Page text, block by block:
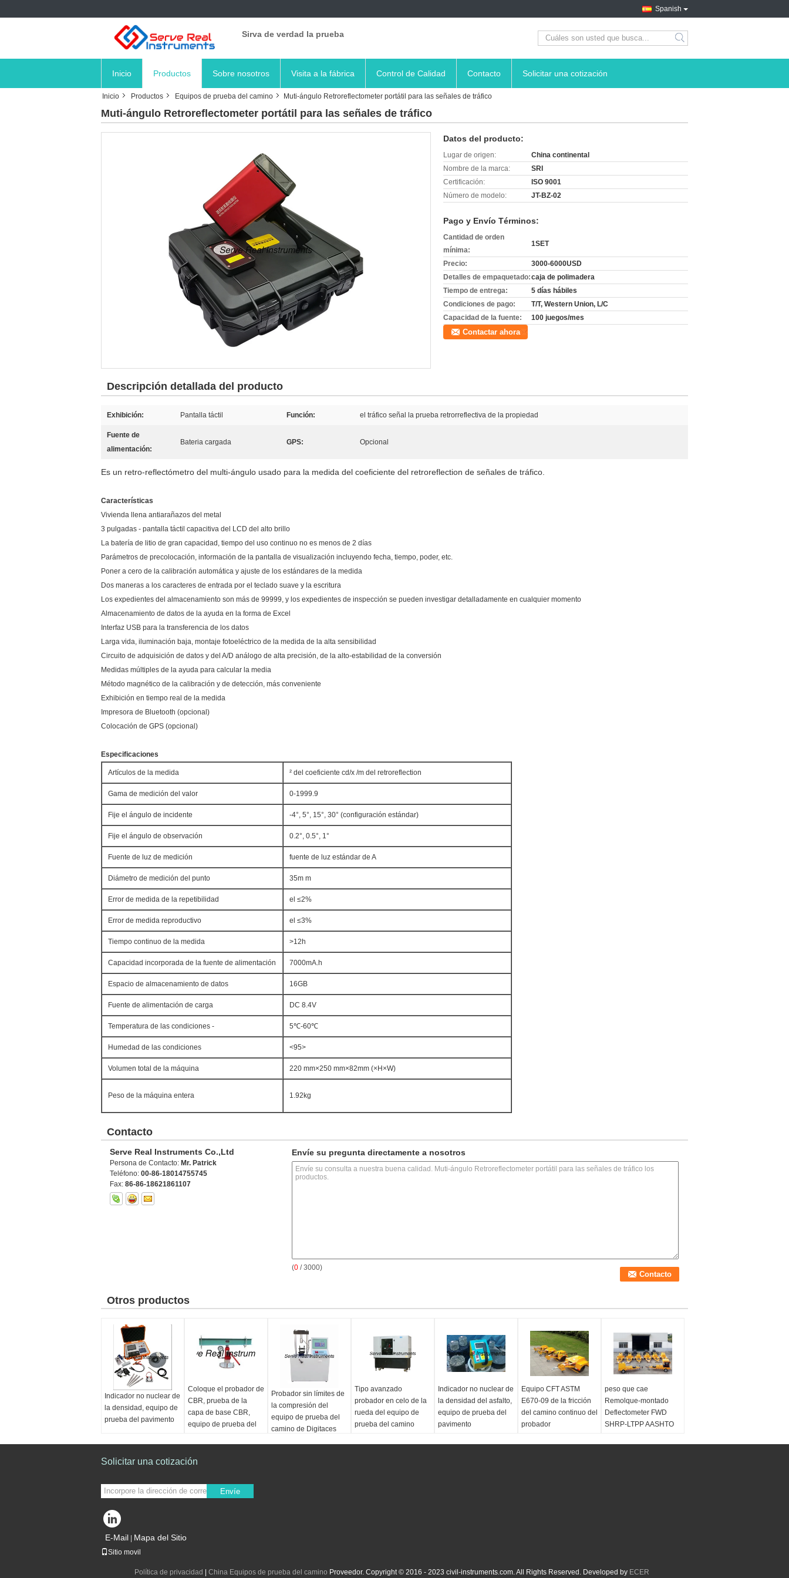
Spanish
Sirva de verdad la prueba
search
Inicio Productos Sobre nosotros Visita a la fábrica Control de Calidad Contacto Solicitar una cotización
Inicio Productos Equipos de prueba del camino Muti-ángulo Retroreflectometer portátil para las señales de tráfico
Muti-ángulo Retroreflectometer portátil para las señales de tráfico
Datos del producto:
Lugar de origen:
China continental
Nombre de la marca:
SRI
Certificación:
ISO 9001
Número de modelo:
JT-BZ-02
Pago y Envío Términos:
Cantidad de orden
mínima:
1SET
Precio:
3000-6000USD
Detalles de empaquetado:caja de polimadera
Tiempo de entrega:
5 días hábiles
Condiciones de pago:
T/T, Western Union, L/C
Capacidad de la fuente:
100 juegos/mes
Contactar ahora
Descripción detallada del producto
Exhibición: Pantalla táctil Función: el tráfico señal la prueba retrorreflectiva de la propiedad
Fuente de
alimentación:
Bateria cargada GPS: Opcional
Es un retro-reflectómetro del multi-ángulo usado para la medida del coeficiente del retroreflection de señales de tráfico.
Características
Vivienda llena antiarañazos del metal
3 pulgadas - pantalla táctil capacitiva del LCD del alto brillo
La batería de litio de gran capacidad, tiempo del uso continuo no es menos de 2 días
Parámetros de precolocación, información de la pantalla de visualización incluyendo fecha, tiempo, poder, etc.
Poner a cero de la calibración automática y ajuste de los estándares de la medida
Dos maneras a los caracteres de entrada por el teclado suave y la escritura
Los expedientes del almacenamiento son más de 99999, y los expedientes de inspección se pueden investigar detalladamente en cualquier momento
Almacenamiento de datos de la ayuda en la forma de Excel
Interfaz USB para la transferencia de los datos
Larga vida, iluminación baja, montaje fotoeléctrico de la medida de la alta sensibilidad
Circuito de adquisición de datos y del A/D análogo de alta precisión, de la alto-estabilidad de la conversión
Medidas múltiples de la ayuda para calcular la media
Método magnético de la calibración y de detección, más conveniente
Exhibición en tiempo real de la medida
Impresora de Bluetooth (opcional)
Colocación de GPS (opcional)
Especificaciones
Artículos de la medida ² del coeficiente cd/x /m del retroreflection
Gama de medición del valor 0-1999.9
Fije el ángulo de incidente -4°, 5°, 15°, 30° (configuración estándar)
Fije el ángulo de observación 0.2°, 0.5°, 1°
Fuente de luz de medición fuente de luz estándar de A
Diámetro de medición del punto 35m m
Error de medida de la repetibilidad el ≤2%
Error de medida reproductivo el ≤3%
Tiempo continuo de la medida >12h
Capacidad incorporada de la fuente de alimentación 7000mA.h
Espacio de almacenamiento de datos 16GB
Fuente de alimentación de carga DC 8.4V
Temperatura de las condiciones - 5℃-60℃
Humedad de las condiciones <95>
Volumen total de la máquina 220 mm×250 mm×82mm (×H×W)
Peso de la máquina entera 1.92kg
Contacto
Serve Real Instruments Co.,Ltd
Persona de Contacto: Mr. Patrick
Teléfono: 00-86-18014755745
Fax: 86-86-18621861107
Envíe su pregunta directamente a nosotros
(0 / 3000)
Otros productos
Indicador no nuclear de
la densidad, equipo de
prueba del pavimento
Coloque el probador de
CBR, prueba de la
capa de base CBR,
equipo de prueba del
Probador sin límites de
la compresión del
equipo de prueba del
camino de Digitaces
Tipo avanzado
probador en celo de la
rueda del equipo de
prueba del camino
Indicador no nuclear de
la densidad del asfalto,
equipo de prueba del
pavimento
Equipo CFT ASTM
E670-09 de la fricción
del camino continuo del
probador
peso que cae
Remolque-montado
Deflectometer FWD
SHRP-LTPP AASHTO
Solicitar una cotización
Envíe
E-Mail Mapa del Sitio
Sitio movil
Política de privacidad China Equipos de prueba del camino Proveedor. Copyright © 2016 - 2023 civil-instruments.com. All Rights Reserved. Developed by ECER